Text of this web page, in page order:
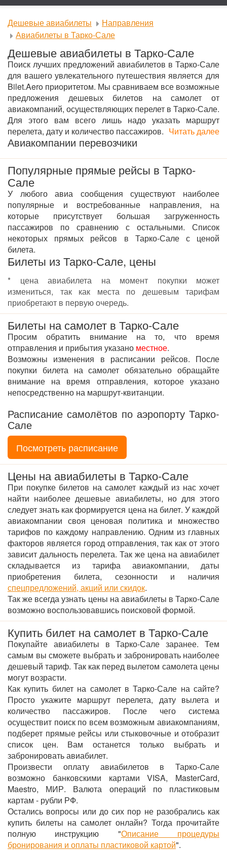
Дешевые авиабилеты
Направления
Авиабилеты в Тарко-Сале
Дешевые авиабилеты в Тарко-Сале
Поиск лучших предложений авиабилетов в Тарко-Сале
для вашего увлекательного путешествия является для
Bilet.Aero приоритетом. Мы сравниваем все возможные
предложения дешевых билетов на самолет от
авиакомпаний, осуществляющих перелет в Тарко-Сале.
Для этого вам всего лишь надо указать маршрут
перелета, дату и количество пассажиров. Читать далее
Авиакомпании перевозчики
Популярные прямые рейсы в Тарко-
Сале
У любого авиа сообщения существуют наиболее
популярные и востребованные направления, на
которые присутствует большая загруженность
пассажиров по сравнению с остальными. Список
некоторых прямых рейсов в Тарко-Сале с ценой
билета.
Билеты из Тарко-Сале, цены
* цена авиабилета на момент покупки может
измениться, так как места по дешевым тарифам
приобретают в первую очередь.
Билеты на самолет в Тарко-Сале
Просим обратить внимание на то, что время
отправления и прибытия указано местное.
Возможны изменения в расписании рейсов. После
покупки билета на самолет обязательно обращайте
внимание на время отправления, которое указано
непосредственно на маршрут-квитанции.
Расписание самолётов по аэропорту Тарко-
Сале
Посмотреть расписание
Цены на авиабилеты в Тарко-Сале
При покупке билетов на самолет каждый из нас хочет
найти наиболее дешевые авиабилеты, но для этого
следует знать как формируется цена на билет. У каждой
авиакомпании своя ценовая политика и множество
тарифов по каждому направлению. Одним из главных
факторов является город отправления, так как от этого
зависит дальность перелета. Так же цена на авиабилет
складывается из тарифа авиакомпании, даты
приобретения билета, сезонности и наличия
спецпредложений, акций или скидок.
Так же всегда узнать цены на авиабилеты в Тарко-Сале
возможно воспользовавшись поисковой формой.
Купить билет на самолет в Тарко-Сале
Покупайте авиабилеты в Тарко-Сале заранее. Тем
самым вы сможете выбрать и забронировать наиболее
дешевый тариф. Так как перед вылетом самолета цены
могут возрасти.
Как купить билет на самолет в Тарко-Сале на сайте?
Просто укажите маршрут перелета, дату вылета и
количество пассажиров. После чего система
осуществит поиск по всем возможным авиакомпаниям,
подберет прямые рейсы или стыковочные и отобразит
список цен. Вам останется только выбрать и
забронировать авиабилет.
Произвести оплату авиабилетов в Тарко-Сале
возможно банковскими картами VISA, MasterCard,
Maestro, МИР. Валюта операций по пластиковым
картам - рубли РФ.
Остались вопросы или до сих пор не разобрались как
купить билеты на самолет онлайн? Тогда прочитайте
полную инструкцию "Описание процедуры
бронирования и оплаты пластиковой картой".